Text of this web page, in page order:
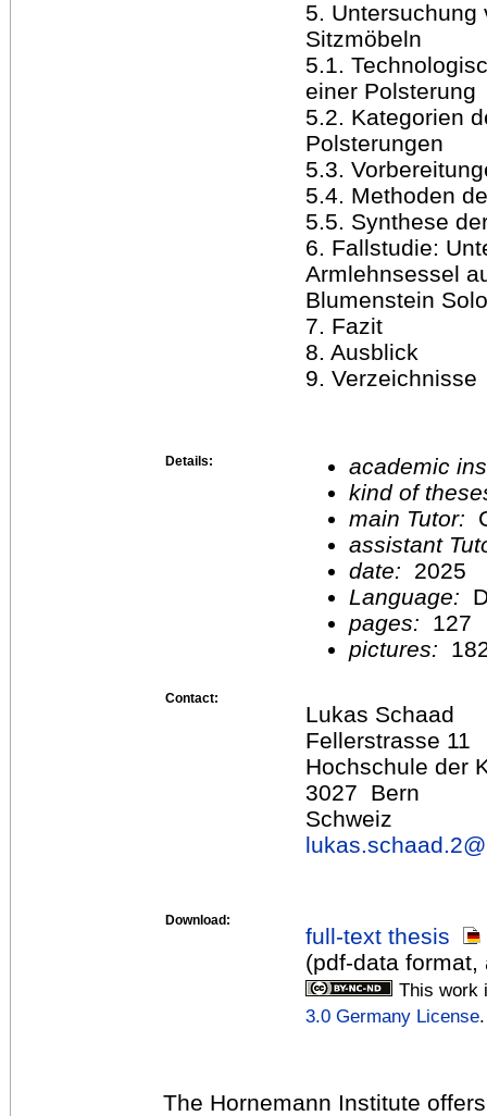
5. Untersuchung
Sitzmöbeln
5.1.
einer Polsterung
5.2. Kategorien
Polsterungen
5.3.
5.4. Methoden
5.5. Synthese
6. Fallstudie:
Armlehnsessel
Blumenstein
7. Fazit
8. Ausblick
9. Verzeichnisse
Details:
academic
kind of
main Tutor:
assistant
date:
2025
Language:
pages:
127
pictures:
Contact:
Lukas Schaad
Fellerstrasse 11
Hochschule der
3027 Bern
Schweiz
lukas.schaad.2@
Download:
full-text thesis
(pdf-data
This work
3.0 Germany License.
The Hornemann Institute